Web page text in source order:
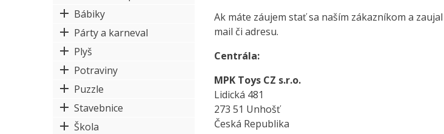
Bábiky
Párty a karneval
Plyš
Potraviny
Puzzle
Stavebnice
Škola
Ak máte záujem stať sa naším zákazníkom a
mail či adresu.
Centrála:
MPK Toys CZ s.r.o.
Lidická 481
273 51 Unhošť
Česká Republika